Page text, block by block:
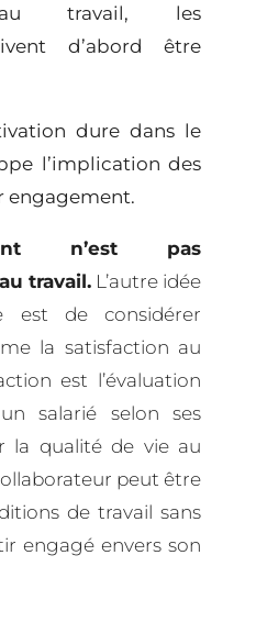
au travail, les
d’abord être
dure dans le
l’implication des
engagement.
n’est pas
travail. L’autre idée
est de considérer
la satisfaction au
est l’évaluation
salarié selon ses
la qualité de vie au
peut être
de travail sans
engagé envers son